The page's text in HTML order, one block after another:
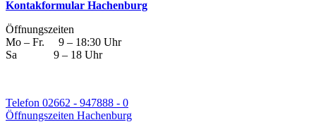
Kontakformular Hachenburg
Öffnungszeiten
Mo – Fr. 9 – 18:30 Uhr
Sa 9 – 18 Uhr
Telefon 02662 - 947888 - 0
Öffnungszeiten Hachenburg